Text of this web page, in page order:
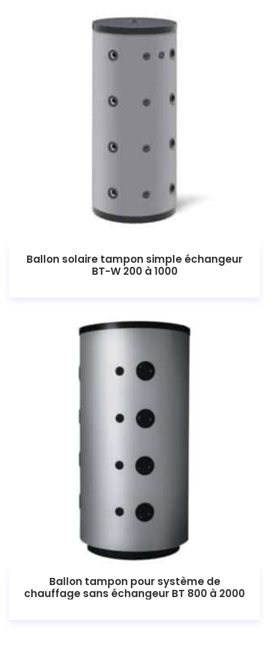
Ballon solaire tampon simple échangeur
BT-W 200 à 1000
Ballon tampon pour système de
chauffage sans échangeur BT 800 à 2000